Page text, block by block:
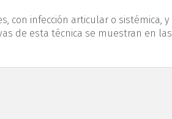
con infección articular o sistémica, y
de esta técnica se muestran en las